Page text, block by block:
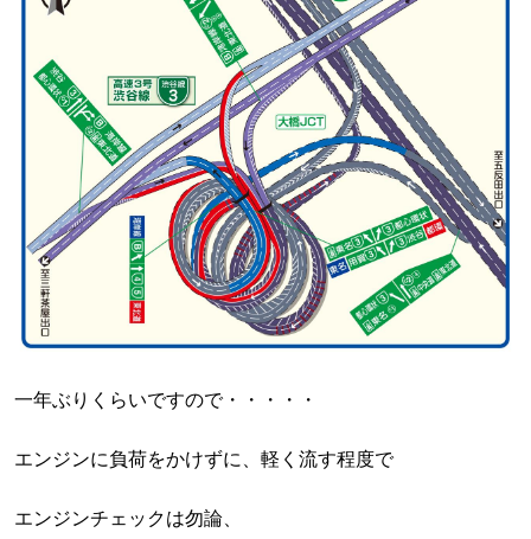
一年ぶりくらいですので・・・・・
エンジンに負荷をかけずに、軽く流す程度で
エンジンチェックは勿論、